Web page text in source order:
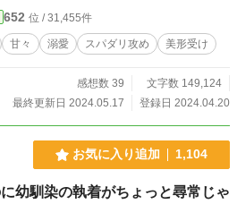
んだん心を開いていく、愛情激重の執着スパ
しがりな枕営業俳優（23歳）の重すぎ恋愛ス
は予告なく何度か入り
652 位 / 31,455件
甘々 溺愛 スパダリ攻め 美形受け
感想数 39
文字数 149,124
最終更新日 2024.05.17
登録日 2024.04.20
お気に入り追加 1,104
幼馴染の執着がちょっと尋常じゃ